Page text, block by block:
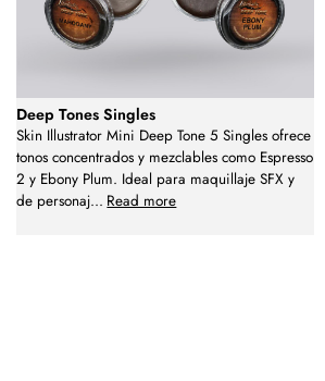
Deep Tones Singles
Skin Illustrator Mini Deep Tone 5 Singles ofrece
tonos concentrados y mezclables como Espresso
2 y Ebony Plum. Ideal para maquillaje SFX y
de personaj... Read more